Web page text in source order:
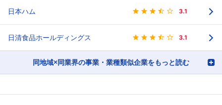
日本ハム 3.1
日清食品ホールディングス 3.1
同地域×同業界の事業・業種類似企業をもっと読む